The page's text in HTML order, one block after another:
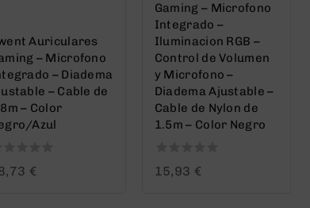
Auriculares
– Microfono
– Diadema
– Cable de
– Color
Azul
€
Gaming – Microfono
Integrado –
Iluminacion RGB –
Control de Volumen
y Microfono –
Diadema Ajustable –
Cable de Nylon de
1.5m – Color Negro
0
15,93 €